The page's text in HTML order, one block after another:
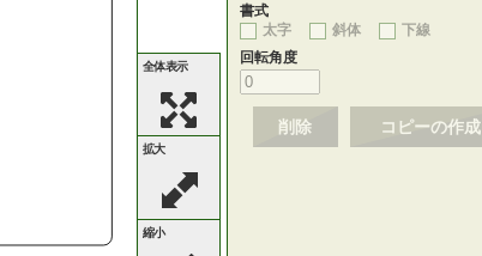
全体表示
拡大
縮小
書式
太字
斜体
下線
回転角度
削除 コピーの作成